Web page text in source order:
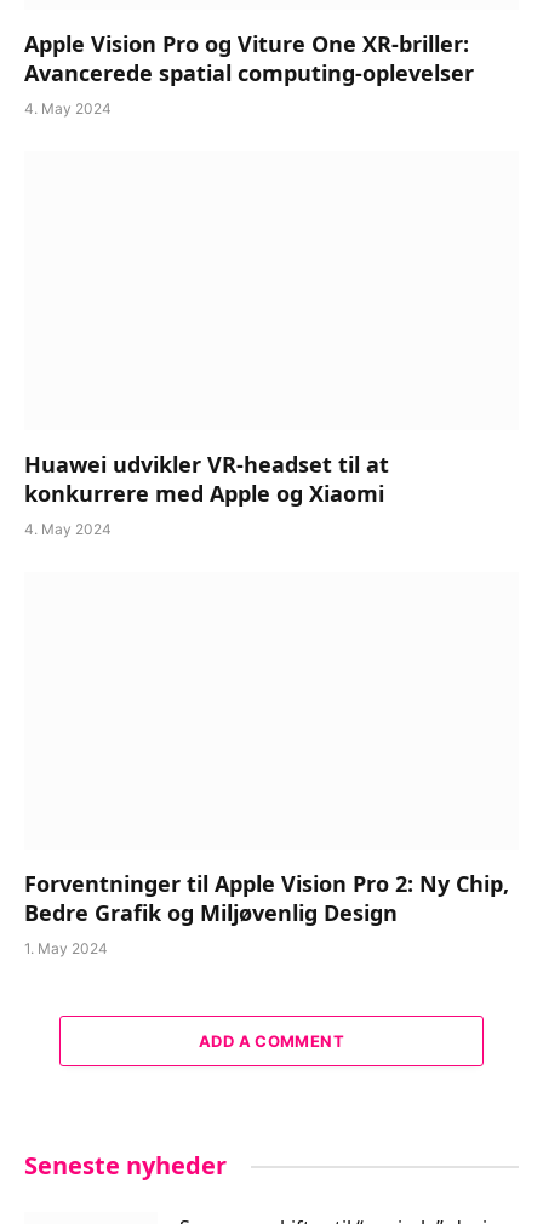
Apple Vision Pro og Viture One XR-briller:
Avancerede spatial computing-oplevelser
4. May 2024
Huawei udvikler VR-headset til at
konkurrere med Apple og Xiaomi
4. May 2024
Forventninger til Apple Vision Pro 2: Ny Chip,
Bedre Grafik og Miljøvenlig Design
1. May 2024
ADD A COMMENT
Seneste nyheder